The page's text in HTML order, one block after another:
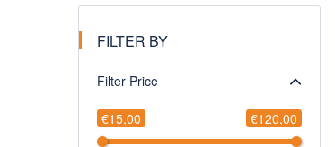
FILTER BY
Filter Price
€15,00 €120,00